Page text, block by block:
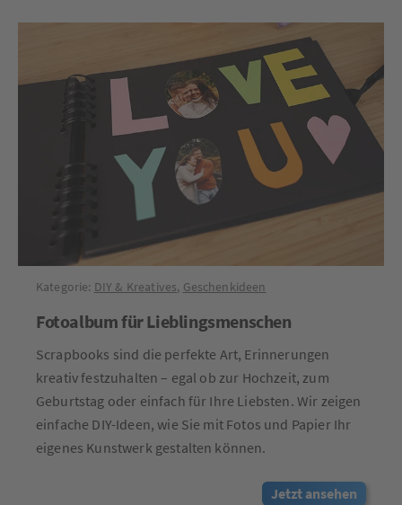
Kategorie: DIY & Kreatives, Geschenkideen
Fotoalbum für Lieblingsmenschen
Scrapbooks sind die perfekte Art, Erinnerungen
kreativ festzuhalten – egal ob zur Hochzeit, zum
Geburtstag oder einfach für Ihre Liebsten. Wir zeigen
einfache DIY-Ideen, wie Sie mit Fotos und Papier Ihr
eigenes Kunstwerk gestalten können.
Jetzt ansehen